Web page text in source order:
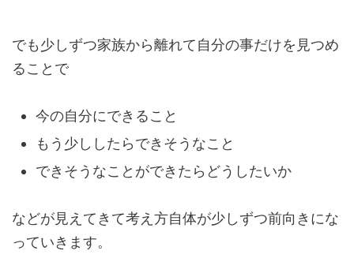
でも少しずつ家族から離れて自分の事だけを見つめ
ることで
今の自分にできること
もう少ししたらできそうなこと
できそうなことができたらどうしたいか
などが見えてきて考え方自体が少しずつ前向きにな
っていきます。